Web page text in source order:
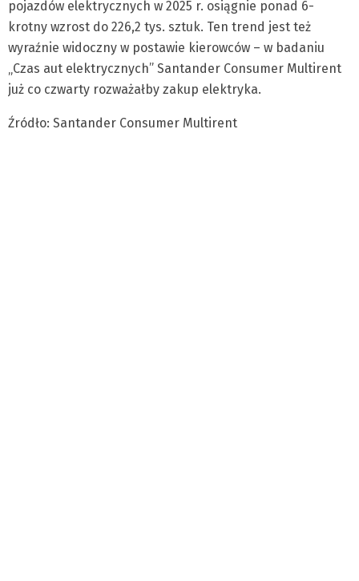
pojazdów elektrycznych w 2025 r. osiągnie ponad 6-
krotny wzrost do 226,2 tys. sztuk. Ten trend jest też
wyraźnie widoczny w postawie kierowców – w badaniu
„Czas aut elektrycznych” Santander Consumer Multirent
już co czwarty rozważałby zakup elektryka.
Źródło: Santander Consumer Multirent